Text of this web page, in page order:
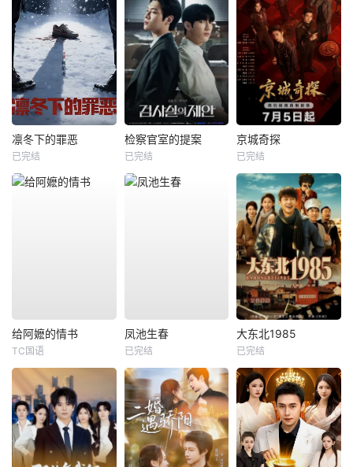
凛冬下的罪恶
已完结
检察官室的提案
已完结
京城奇探
已完结
给阿嬷的情书
TC国语
凤池生春
已完结
大东北1985
已完结